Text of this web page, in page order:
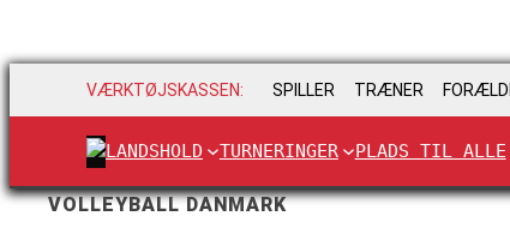
VÆRKTØJSKASSEN: SPILLER TRÆNER
LANDSHOLD TURNERINGER PLADS TIL ALLE
VOLLEYBALL DANMARK